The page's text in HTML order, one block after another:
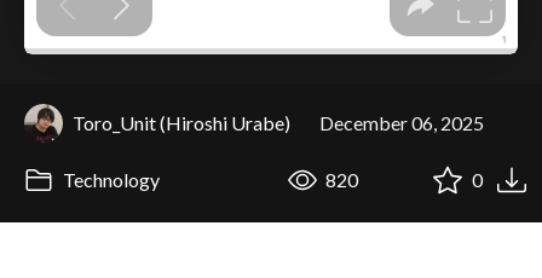
Toro_Unit (Hiroshi Urabe) December 06, 2025
Technology 820 0